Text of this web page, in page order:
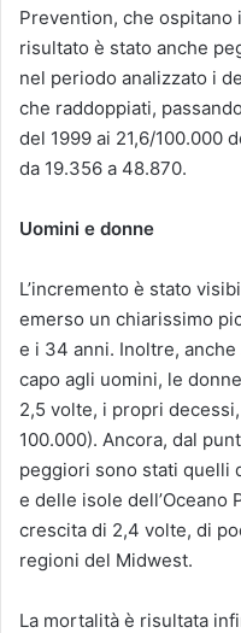
Prevention, che
risultato è stato anche
nel periodo analizzato i
che raddoppiati,
del 1999 ai 21,6/100.000
da 19.356 a 48.870.
Uomini e donne
L’incremento è stato
emerso un chiarissimo
e i 34 anni. Inoltre,
capo agli uomini, le
2,5 volte, i propri
100.000). Ancora, dal
peggiori sono stati quelli
e delle isole dell’Oceano
crescita di 2,4 volte, di
regioni del Midwest.
La mortalità è risultata